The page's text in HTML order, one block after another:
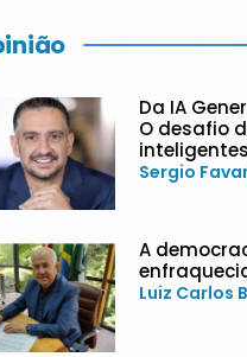
Da IA
O desafio
Sergio
A
Luiz Carlos